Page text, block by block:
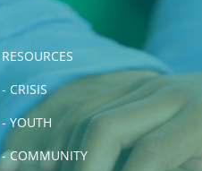
RESOURCES
- CRISIS
- YOUTH
-COMMUNITY